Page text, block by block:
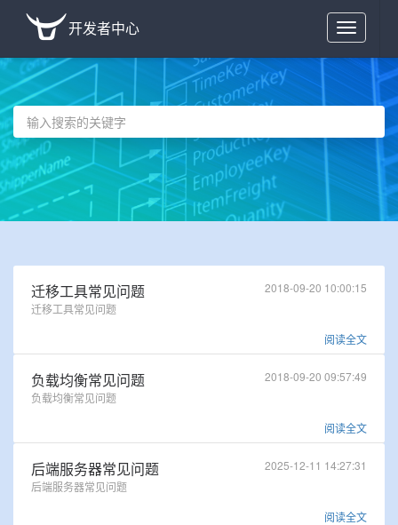
Toggle
navigation
开发者中心
迁移工具常见问题
迁移工具常见问题
阅读全文
2018-09-20 10:00:15
负载均衡常见问题
负载均衡常见问题
阅读全文
2018-09-20 09:57:49
后端服务器常见问题
后端服务器常见问题
阅读全文
2025-12-11 14:27:31